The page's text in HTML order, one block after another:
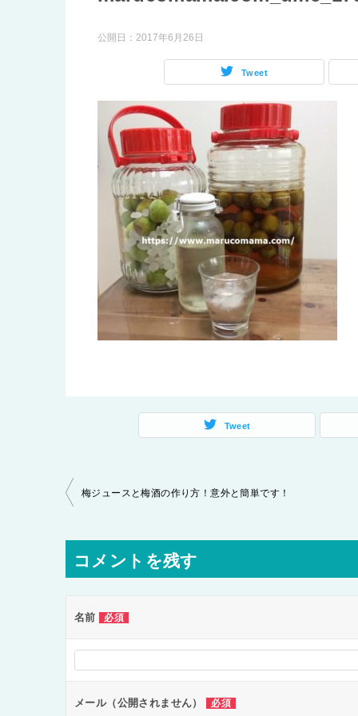
公開日： 2017年6月26日
Tweet
Tweet
投
ナ
ビ
ー
ョ
ン
梅ジュースと梅酒の作り方！意外と簡単です！
コメントを残す
名前 必須
メール（公開されません） 必須